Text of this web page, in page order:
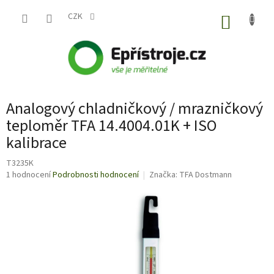
CZK
Analogový chladničkový / mrazničkový
teploměr TFA 14.4004.01K + ISO
kalibrace
T3235K
Průměrné
1 hodnoceníPodrobnosti hodnocení Značka: TFA Dostmann